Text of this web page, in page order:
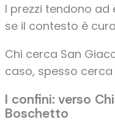
I prezzi tendono
se il contesto è
Chi cerca San
caso, spesso cerca
I confini: verso
Boschetto